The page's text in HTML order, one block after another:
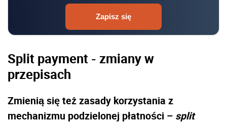
Zapisz się
Split payment - zmiany w
przepisach
Zmienią się też zasady korzystania z
mechanizmu podzielonej płatności – split